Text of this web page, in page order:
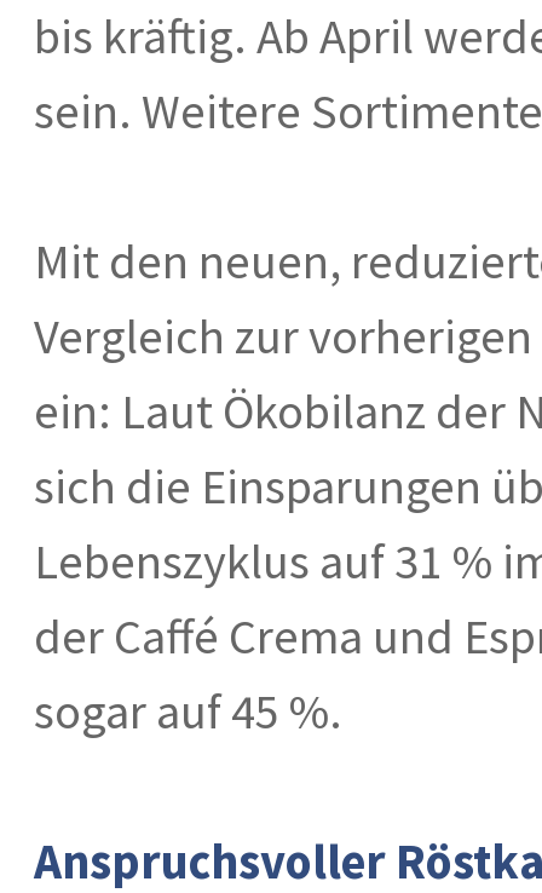
bis kräftig. Ab April
sein. Weitere
Mit den neuen,
Vergleich zur
ein: Laut Ökobilanz der
sich die Einsparungen
Lebenszyklus auf 31 %
der Caffé Crema und
sogar auf 45 %.
Anspruchsvoller